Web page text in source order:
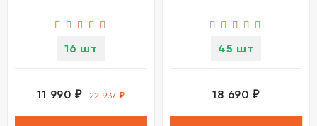
16 шт
11 990 ₽ 22 937₽
45 шт
18 690 ₽